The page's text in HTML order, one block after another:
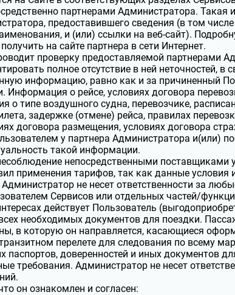
партнерами Администратора. Такая
предоставившего сведения (в том
и (или) ссылки на веб-сайт).
на сайте партнера в сети Интернет.
проверку предоставляемой партнерами
полное отсутствие в ней неточностей, в
информацию, равно как и за причиненный
о рейсе, условиях договора
о типе воздушного судна, перевозчике,
задержке (отмене) рейса, правилах
договора размещения, условиях договора
у партнера Администратора и(или)
такой информации.
непосредственными поставщиками
применения тарифов, так как данные условия
не несет ответственности за
Сервисов или отдельных частей/
действует Пользователь
необходимых документов для поездки.
в которую он направляется, касающиеся
перелете для следования по всему
паспортов, доверенностей и иных документов
требования. Администратор не несет
он ознакомлен и согласен: